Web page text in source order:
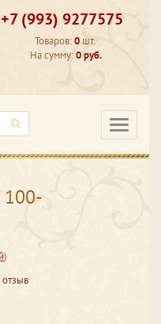
+7 (993) 9277575
Товаров:0 шт.
На сумму:0 руб.
100-
)
отзыв